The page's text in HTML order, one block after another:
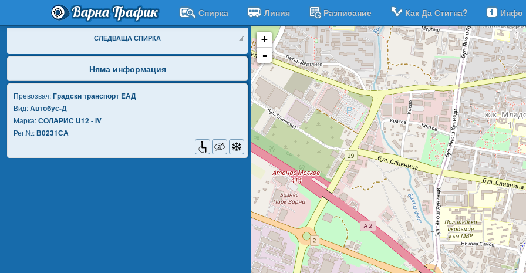
Варна Трафик Спирка Линия Разписание Как Да Стигна? Инфо
СЛЕДВАЩА СПИРКА
Няма информация
Превозвач:Градски транспорт EАД
Вид:Автобус-Д
Марка:СОЛАРИС U12 - IV
Рег.№:В0231СА
+
-